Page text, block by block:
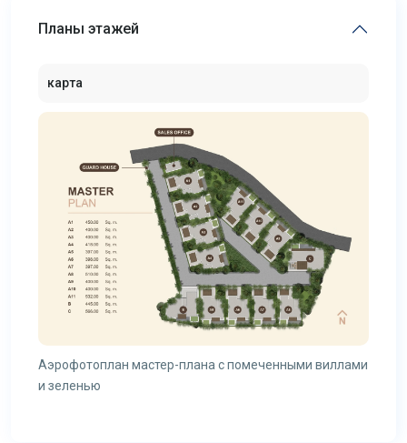
Планы этажей
карта
Аэрофотоплан мастер-плана с помеченными виллами
и зеленью